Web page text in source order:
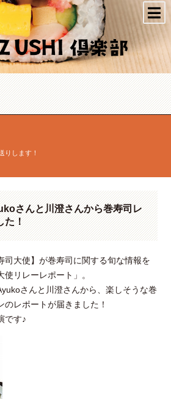
式会社あじかん
りします！
さんと川澄さんから巻寿司レ
た！
司大使】が巻寿司に関する旬な情報を
リレーレポート」。
さんと川澄さんから、楽しそうな巻
レポートが届きました！
です♪